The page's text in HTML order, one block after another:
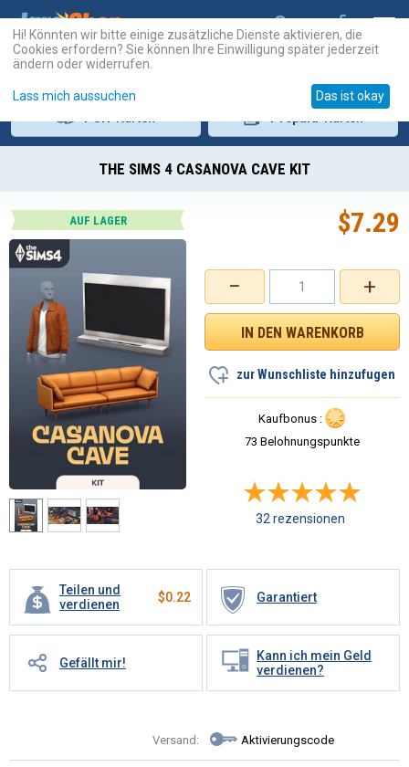
THE SIMS 4 CASANOVA CAVE KIT
AUF LAGER
Teilen und
verdienen
$0.22 Garantiert
Gefällt mir!
Kann ich mein Geld
verdienen?
Versand: Aktivierungscode
+
−
$7.29
zur Wunschliste hinzufugen
Kaufbonus :
73 Belohnungspunkte
32 rezensionen
Hi! Könnten wir bitte einige zusätzliche Dienste aktivieren, die
Cookies erfordern? Sie können Ihre Einwilligung später jederzeit
ändern oder widerrufen.
Lass mich aussuchen Das ist okay